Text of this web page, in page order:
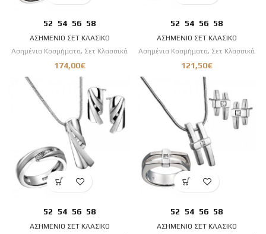
52 54 56 58
ΑΣΗΜΕΝΙΟ ΣΕΤ ΚΛΑΣΙΚΟ
Ασημένια Κοσμήματα, Σετ Κλασσικά
174,00€
52 54 56 58
ΑΣΗΜΕΝΙΟ ΣΕΤ ΚΛΑΣΙΚΟ
Ασημένια Κοσμήματα, Σετ Κλασσικά
121,50€
52 54 56 58
ΑΣΗΜΕΝΙΟ ΣΕΤ ΚΛΑΣΙΚΟ
52 54 56 58
ΑΣΗΜΕΝΙΟ ΣΕΤ ΚΛΑΣΙΚΟ